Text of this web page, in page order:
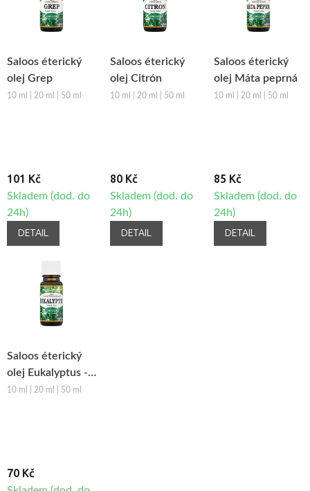
Saloos éterický
olej Grep
10 ml | 20 ml | 50 ml
101 Kč
Skladem (dod. do
24h)
DETAIL
Saloos éterický
olej Citrón
10 ml | 20 ml | 50 ml
80 Kč
Skladem (dod. do
24h)
DETAIL
Saloos éterický
olej Máta peprná
10 ml | 20 ml | 50 ml
85 Kč
Skladem (dod. do
24h)
DETAIL
Saloos éterický
olej Eukalyptus -
Čína
10 ml | 20 ml | 50 ml
70 Kč